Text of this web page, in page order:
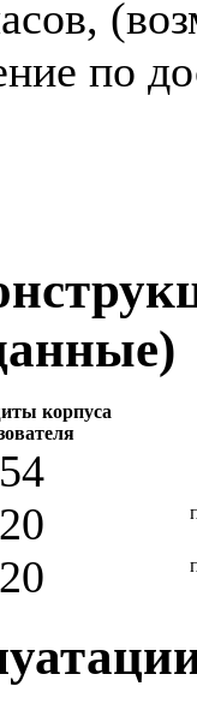
по
корпуса